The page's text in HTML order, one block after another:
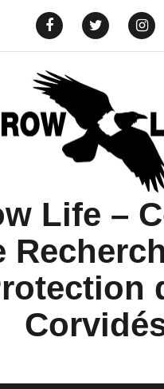
Yelp
Life –